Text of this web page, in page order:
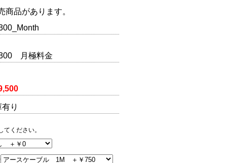
商品があります。
月極料金
り
てください。